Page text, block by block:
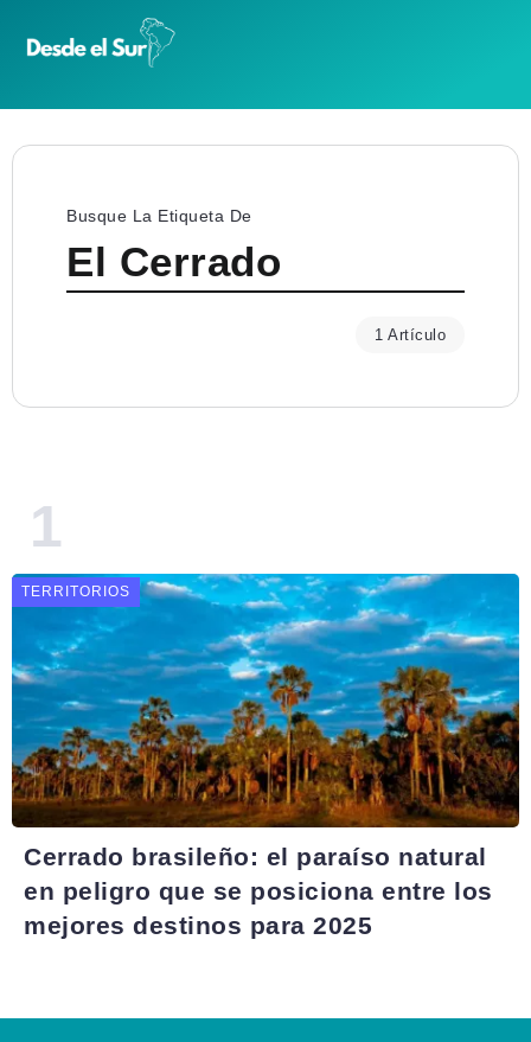
Busque La Etiqueta De
El Cerrado
1 Artículo
TERRITORIOS
Cerrado brasileño: el paraíso natural
en peligro que se posiciona entre los
mejores destinos para 2025